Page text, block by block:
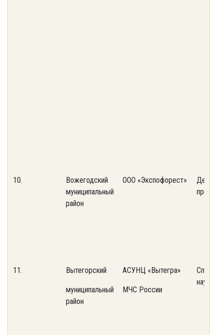
10.
Вожегодский
муниципальный
район
ООО «Экспофорест»
11. Вытегорский
муниципальный
район
АСУНЦ «Вытегра»
МЧС России